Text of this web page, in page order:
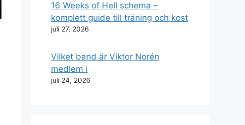
16 Weeks of Hell schema –
komplett guide till träning och kost
juli 27, 2026
Vilket band är Viktor Norén
medlem i
juli 24, 2026